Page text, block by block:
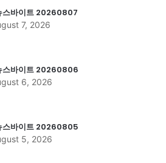
스바이트 20260807
7, 2026
스바이트 20260806
6, 2026
스바이트 20260805
5, 2026